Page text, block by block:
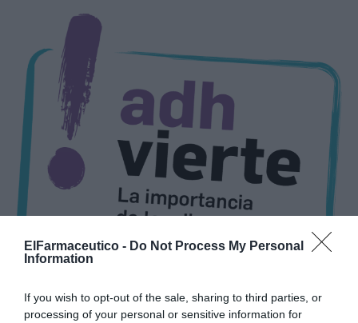
ElFarmaceutico - Do Not Process My Personal
Information
If you wish to opt-out of the sale, sharing to third parties, or
processing of your personal or sensitive information for